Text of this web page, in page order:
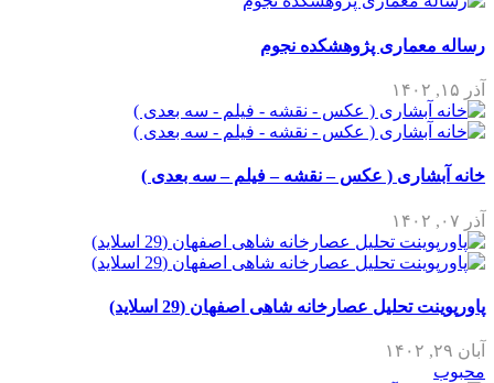
رساله معماری پژوهشکده نجوم
آذر ۱۵, ۱۴۰۲
خانه آبشاری ( عکس – نقشه – فیلم – سه بعدی )
آذر ۰۷, ۱۴۰۲
پاورپوینت تحلیل عصارخانه شاهی اصفهان (29 اسلاید)
آبان ۲۹, ۱۴۰۲
محبوب